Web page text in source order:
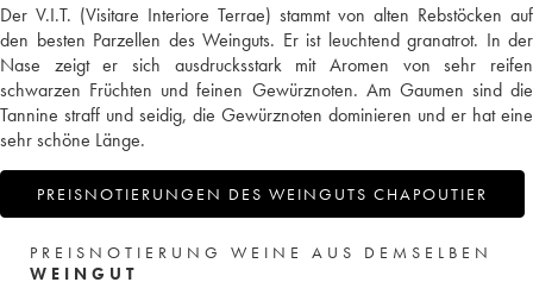
Der V.I.T. (Visitare Interiore Terrae) stammt von alten Rebstöcken auf
den besten Parzellen des Weinguts. Er ist leuchtend granatrot. In der
Nase zeigt er sich ausdrucksstark mit Aromen von sehr reifen
schwarzen Früchten und feinen Gewürznoten. Am Gaumen sind die
Tannine straff und seidig, die Gewürznoten dominieren und er hat eine
sehr schöne Länge.
PREISNOTIERUNGEN DES WEINGUTS CHAPOUTIER
PREISNOTIERUNG WEINE AUS DEMSELBEN
WEINGUT